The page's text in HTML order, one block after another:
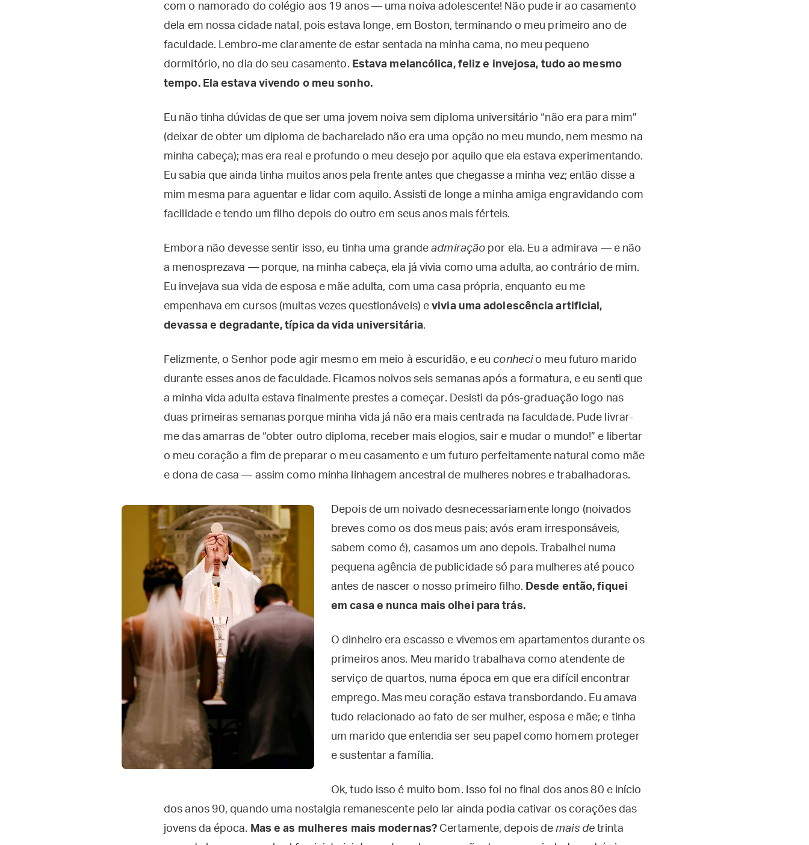
com o namorado do colégio aos 19 anos — uma noiva adolescente! Não pude ir ao casamento
dela em nossa cidade natal, pois estava longe, em Boston, terminando o meu primeiro ano de
faculdade. Lembro-me claramente de estar sentada na minha cama, no meu pequeno
dormitório, no dia do seu casamento. Estava melancólica, feliz e invejosa, tudo ao mesmo
tempo. Ela estava vivendo o meu sonho.
Eu não tinha dúvidas de que ser uma jovem noiva sem diploma universitário “não era para mim”
(deixar de obter um diploma de bacharelado não era uma opção no meu mundo, nem mesmo na
minha cabeça); mas era real e profundo o meu desejo por aquilo que ela estava experimentando.
Eu sabia que ainda tinha muitos anos pela frente antes que chegasse a minha vez; então disse a
mim mesma para aguentar e lidar com aquilo. Assisti de longe a minha amiga engravidando com
facilidade e tendo um filho depois do outro em seus anos mais férteis.
Embora não devesse sentir isso, eu tinha uma grandeadmiração por ela. Eu a admirava — e não
a menosprezava — porque, na minha cabeça, ela já vivia como uma adulta, ao contrário de mim.
Eu invejava sua vida de esposa e mãe adulta, com uma casa própria, enquanto eu me
empenhava em cursos (muitas vezes questionáveis) evivia uma adolescência artificial,
devassa e degradante, típica da vida universitária.
Felizmente, o Senhor pode agir mesmo em meio à escuridão, e eu conheci o meu futuro marido
durante esses anos de faculdade. Ficamos noivos seis semanas após a formatura, e eu senti que
a minha vida adulta estava finalmente prestes a começar. Desisti da pós-graduação logo nas
duas primeiras semanas porque minha vida já não era mais centrada na faculdade. Pude livrar-
me das amarras de “obter outro diploma, receber mais elogios, sair e mudar o mundo!” e libertar
o meu coração a fim de preparar o meu casamento e um futuro perfeitamente natural como mãe
e dona de casa — assim como minha linhagem ancestral de mulheres nobres e trabalhadoras.
Depois de um noivado desnecessariamente longo (noivados
breves como os dos meus pais; avós eram irresponsáveis,
sabem como é), casamos um ano depois. Trabalhei numa
pequena agência de publicidade só para mulheres até pouco
antes de nascer o nosso primeiro filho. Desde então, fiquei
em casa e nunca mais olhei para trás.
O dinheiro era escasso e vivemos em apartamentos durante os
primeiros anos. Meu marido trabalhava como atendente de
serviço de quartos, numa época em que era difícil encontrar
emprego. Mas meu coração estava transbordando. Eu amava
tudo relacionado ao fato de ser mulher, esposa e mãe; e tinha
um marido que entendia ser seu papel como homem proteger
e sustentar a família.
Ok, tudo isso é muito bom. Isso foi no final dos anos 80 e início
dos anos 90, quando uma nostalgia remanescente pelo lar ainda podia cativar os corações das
jovens da época. Mas e as mulheres mais modernas?Certamente, depois demais detrinta